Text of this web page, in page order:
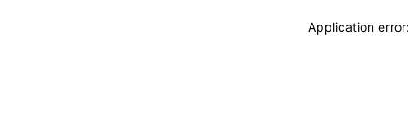
Application